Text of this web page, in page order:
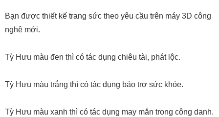
Bạn được thiết kế trang sức theo yêu cầu trên máy 3D công
nghệ mới.
Tỳ Hưu màu đen thì có tác dụng chiêu tài, phát lộc.
Tỳ Hưu màu trắng thì có tác dụng bảo trợ sức khỏe.
Tỳ Hưu màu xanh thì có tác dụng may mắn trong công danh.